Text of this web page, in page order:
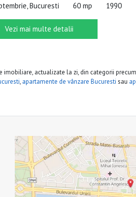
Bucuresti
60 mp 1990
Vezi mai multe detalii
actualizate la zi, din categorii precum
, apartamente de vânzare Bucuresti sau